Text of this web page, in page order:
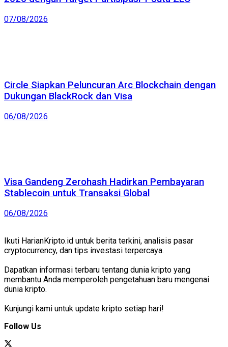
07/08/2026
Circle Siapkan Peluncuran Arc Blockchain dengan
Dukungan BlackRock dan Visa
06/08/2026
Visa Gandeng Zerohash Hadirkan Pembayaran
Stablecoin untuk Transaksi Global
06/08/2026
Ikuti HarianKripto.id untuk berita terkini, analisis pasar
cryptocurrency, dan tips investasi terpercaya.
Dapatkan informasi terbaru tentang dunia kripto yang
membantu Anda memperoleh pengetahuan baru mengenai
dunia kripto.
Kunjungi kami untuk update kripto setiap hari!
Follow Us